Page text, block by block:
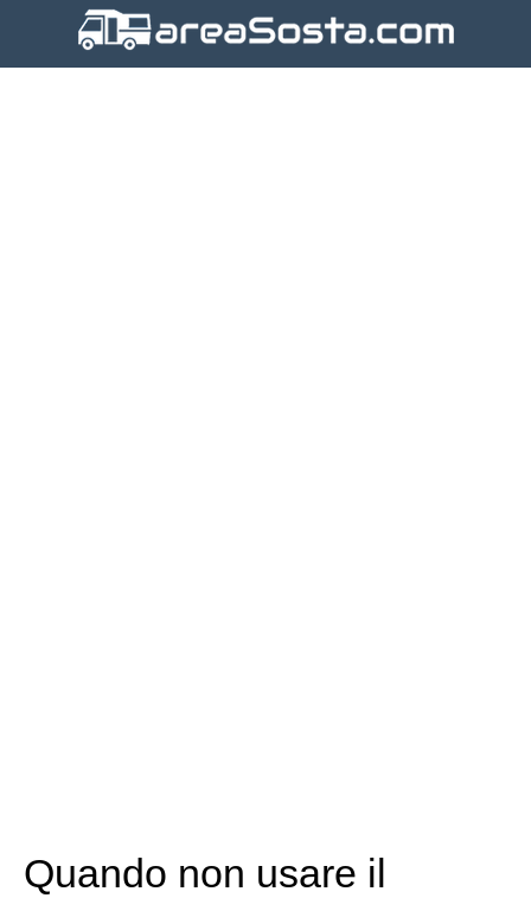
Quando non usare il